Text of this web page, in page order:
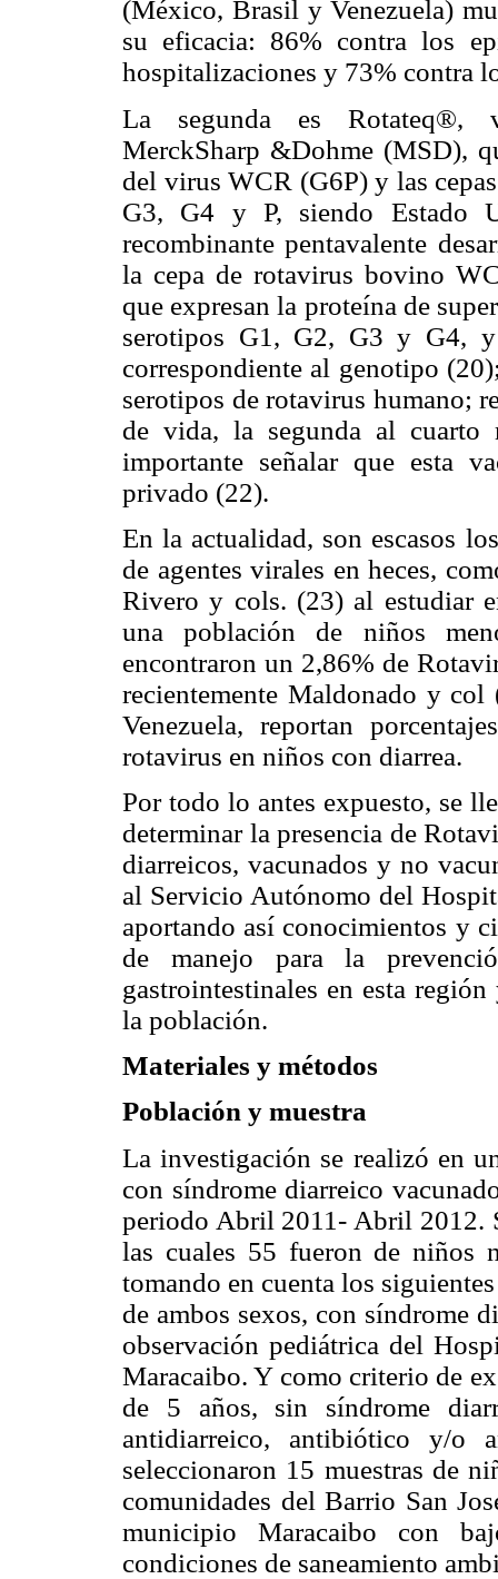
(México, Brasil y Venezuela)
su eficacia: 86% contra los
hospitalizaciones y 73% contra
La segunda es Rotateq®,
MerckSharp &Dohme (MSD),
del virus WCR (G6P) y las
G3, G4 y P, siendo Estado
recombinante pentavalente
la cepa de rotavirus bovino
que expresan la proteína de
serotipos G1, G2, G3 y G4,
correspondiente al genotipo
serotipos de rotavirus humano;
de vida, la segunda al
importante señalar que esta
privado (22).
En la actualidad, son escasos
de agentes virales en heces,
Rivero y cols. (23) al estudiar
una población de niños
encontraron un 2,86% de
recientemente Maldonado y
Venezuela, reportan
rotavirus en niños con diarrea.
Por todo lo antes expuesto, se
determinar la presencia de
diarreicos, vacunados y no
al Servicio Autónomo del
aportando así conocimientos y
de manejo para la
gastrointestinales en esta
la población.
Materiales y métodos
Población y muestra
La investigación se realizó en
con síndrome diarreico
periodo Abril 2011- Abril 2012.
las cuales 55 fueron de niños
tomando en cuenta los
de ambos sexos, con síndrome
observación pediátrica del
Maracaibo. Y como criterio de
de 5 años, sin síndrome
antidiarreico, antibiótico y/o
seleccionaron 15 muestras de
comunidades del Barrio San
municipio Maracaibo con
condiciones de saneamiento